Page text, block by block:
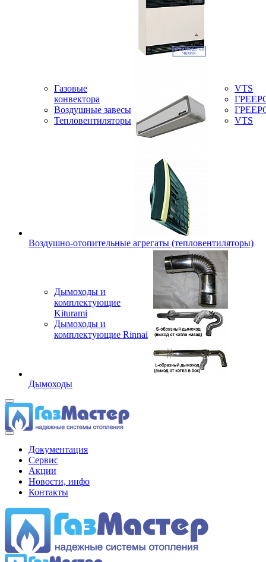
Газовые
конвектора
Воздушные завесы
Тепловентиляторы
VTS
VTS
Воздушно-отопительные агрегаты (тепловентиляторы)
Дымоходы и
комплектующие
Kiturami
Дымоходы и
комплектующие Rinnai
Дымоходы
Документация
Сервис
Акции
Новости, инфо
Контакты